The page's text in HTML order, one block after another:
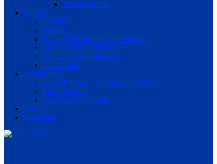
Trainingsplan
Verein
Leitbild
Anfahrt
Buchungskalender Vereinsbus
Vermietung Vereinsheim
Kontakt Geschäftsstelle
Downloads
Community
Open Fridays – Barsport und Mehr
Förderverein
Kooperation Tennis
Tabelle
Spielplan